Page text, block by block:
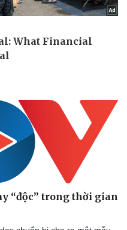
“độc” trong thời gian